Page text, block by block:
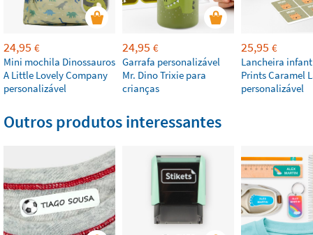
24,95 €
Mini mochila Dinossauros
A Little Lovely Company
personalizável
24,95 €
Garrafa personalizável
Mr. Dino Trixie para
crianças
25,95 €
Lancheira
Prints Caramel
personalizável
Outros produtos interessantes